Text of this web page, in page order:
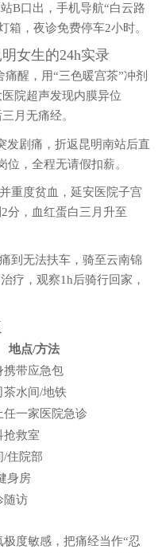
B口出，手机导航“白云路
箱，夜诊免费停车2小时。
女生的24h实录
痛醒，用“三色暖宫茶”冲剂
院超声发现内膜异位
月无痛经。
发剧痛，折返昆明南站后直
，全程无请假扣薪。
重度贫血，延安医院子宫
分，血红蛋白三月升至
到无法扶车，骑至云南锦
疗，观察1h后骑行回家，
地点/方法
携带应急包
茶水间/地铁
任一家医院急诊
抢救室
/住院部
身房
随访
度敏感，把痛经当作“忍